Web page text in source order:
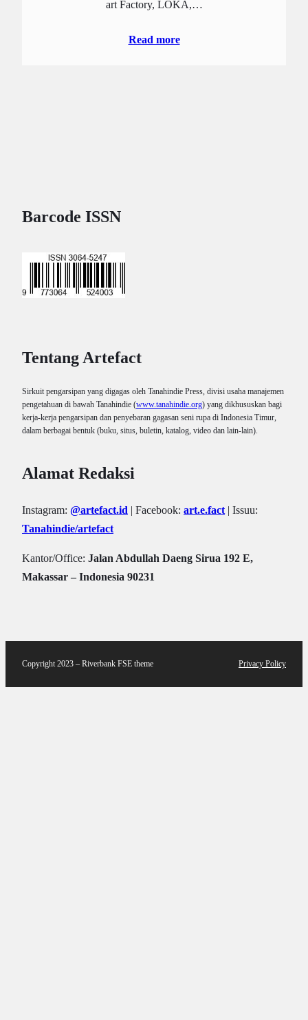
art Factory, LOKA,…
Read more
Barcode ISSN
Tentang Artefact
Sirkuit pengarsipan yang digagas oleh Tanahindie Press, divisi usaha manajemen
pengetahuan di bawah Tanahindie (www.tanahindie.org) yang dikhususkan bagi
kerja-kerja pengarsipan dan penyebaran gagasan seni rupa di Indonesia Timur,
dalam berbagai bentuk (buku, situs, buletin, katalog, video dan lain-lain).
Alamat Redaksi
Instagram: @artefact.id | Facebook: art.e.fact | Issuu:
Tanahindie/artefact
Kantor/Office: Jalan Abdullah Daeng Sirua 192 E,
Makassar – Indonesia 90231
Copyright 2023 – Riverbank FSE theme Privacy Policy